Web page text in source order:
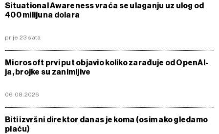
Situational Awareness vraća se ulaganju uz ulog od
400 milijuna dolara
prije 23 sata
Microsoft prvi put objavio koliko zarađuje od OpenAI-
ja, brojke su zanimljive
06.08.2026
Biti izvršni direktor danas je koma (osim ako gledamo
plaću)